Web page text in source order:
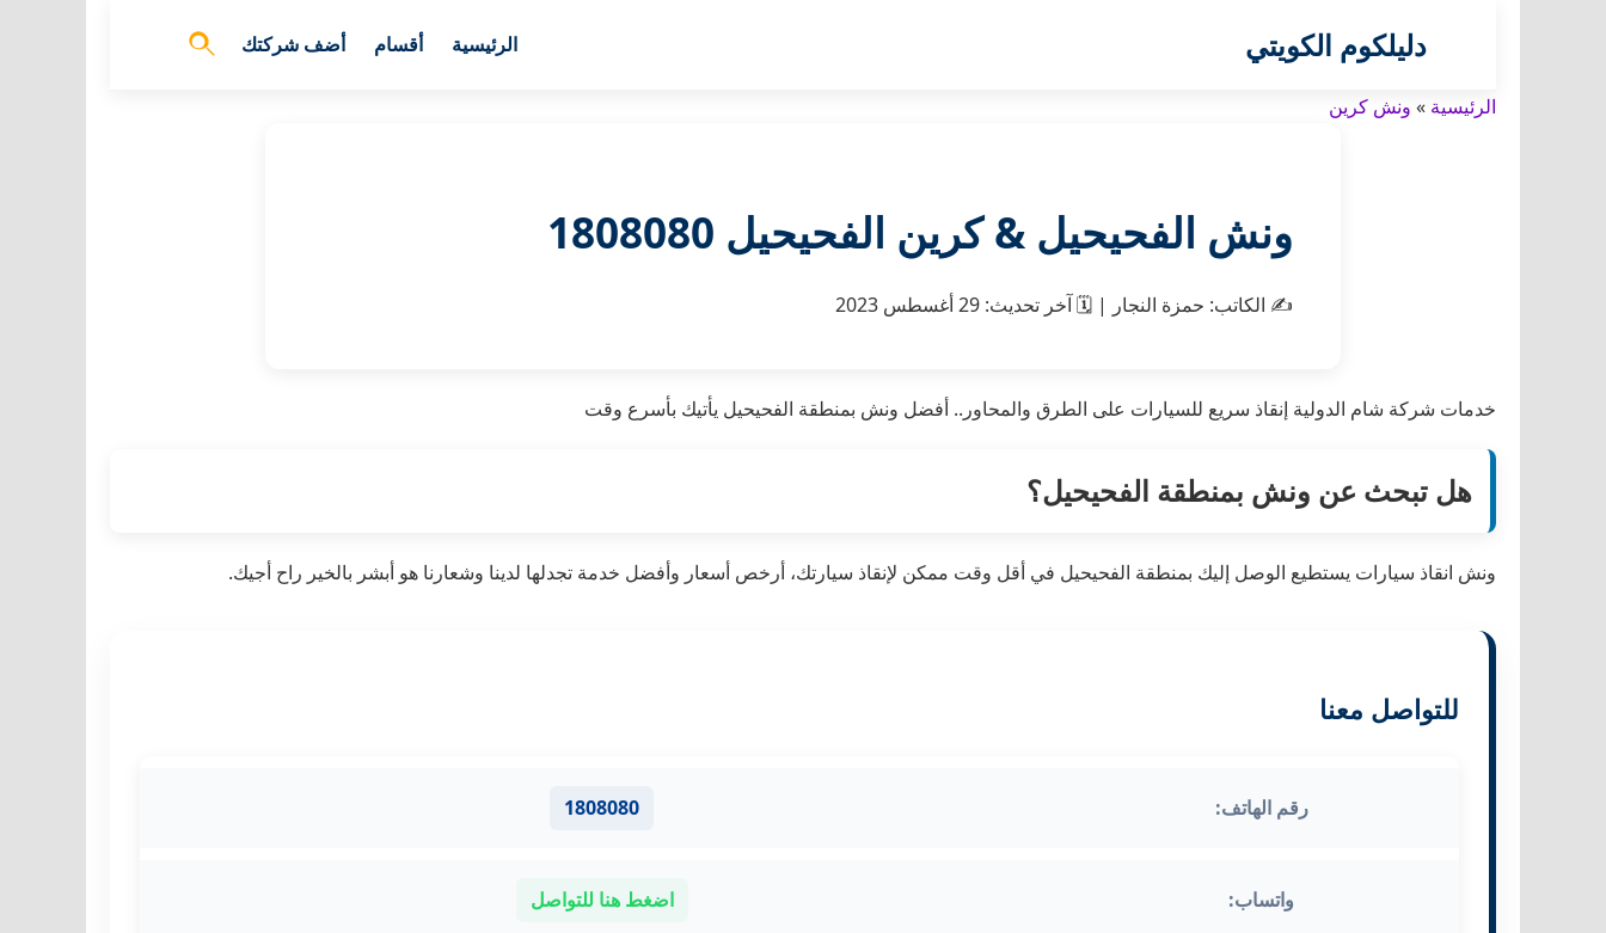
دليلكوم الكويتي الرئيسية أقسام أضف شركتك
الرئيسية » ونش كرين
ونش الفحيحيل & كرين الفحيحيل 1808080
✍️ الكاتب: حمزة النجار |
🗓️آخر تحديث: 29 أغسطس 2023
خدمات شركة شام الدولية إنقاذ سريع للسيارات على الطرق والمحاور.. أفضل ونش بمنطقة الفحيحيل يأتيك بأسرع وقت
هل تبحث عن ونش بمنطقة الفحيحيل؟
ونش انقاذ سيارات يستطيع الوصل إليك بمنطقة الفحيحيل في أقل وقت ممكن لإنقاذ سيارتك، أرخص أسعار وأفضل خدمة تجدلها لدينا وشعارنا هو أبشر بالخير راح أجيك.
للتواصل معنا
رقم الهاتف: 1808080
واتساب: اضغط هنا للتواصل